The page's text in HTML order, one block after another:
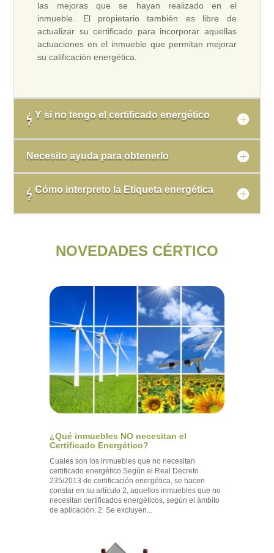
las mejoras que se hayan realizado en el
inmueble. El propietario también es libre de
actualizar su certificado para incorporar aquellas
actuaciones en el inmueble que permitan mejorar
su calificación energética.
¿ Y si no tengo el certificado energético
?
Necesito ayuda para obtenerlo
¿ Cómo interpreto la Etiqueta energética
?
NOVEDADES CÉRTICO
¿Qué inmuebles NO necesitan el
Certificado Energético?
Cuales son los inmuebles que no necesitan
certificado energético Según el Real Decreto
235/2013 de certificación energética, se hacen
constar en su artículo 2, aquellos inmuebles que no
necesitan certificados energéticos, según el ámbito
de aplicación: 2. Se excluyen...